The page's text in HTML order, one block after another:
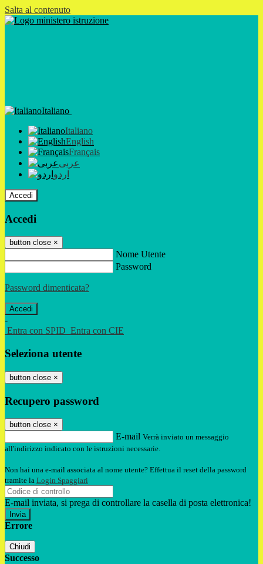
Salta al contenuto
Italiano
Italiano
English
Français
عربى
اردو
Accedi
Accedi
button close ×
Nome Utente
Password
Password dimenticata?
-
Entra con SPID Entra con CIE
Seleziona utente
button close ×
Recupero password
button close ×
E-mail Verrà inviato un messaggio
all'indirizzo indicato con le istruzioni necessarie.
Non hai una e-mail associata al nome utente? Effettua il reset della password
tramite la Login Spaggiari
E-mail inviata, si prega di controllare la casella di posta elettronica!
Errore
Chiudi
Successo